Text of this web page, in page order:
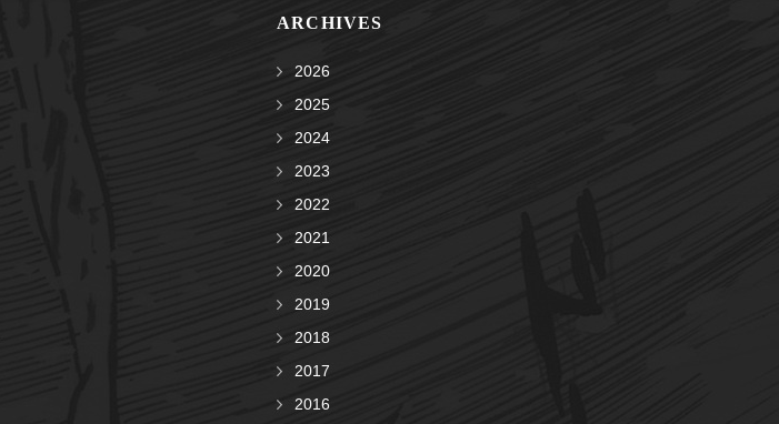
ARCHIVES
2026
2025
2024
2023
2022
2021
2020
2019
2018
2017
2016